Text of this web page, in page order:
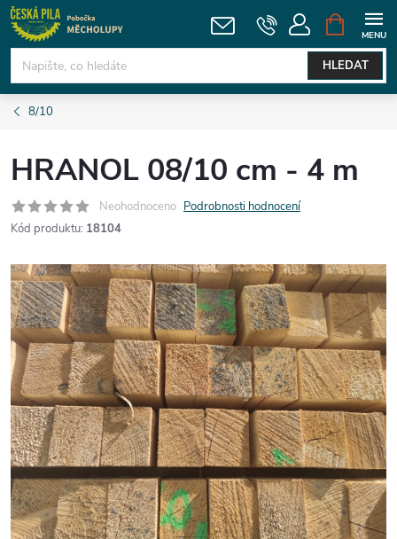
Přejít
na
obsah
HLEDAT
NÁKUPNÍ
KOŠÍK
8/10
HRANOL 08/10 cm - 4 m
Neohodnoceno Podrobnosti hodnocení
Kód produktu: 18104